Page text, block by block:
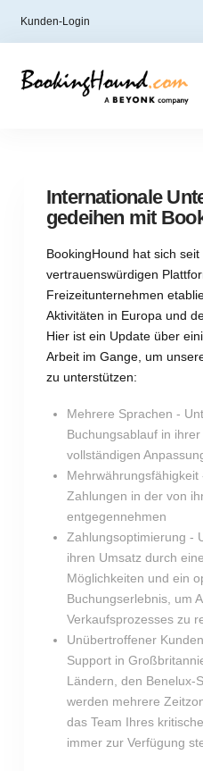
Kunden-Login
Internationale
gedeihen mit
BookingHound hat sich
vertrauenswürdigen
Freizeitunternehmen
Aktivitäten in Europa und
Hier ist ein Update über
Arbeit im Gange, um
zu unterstützen:
Mehrere Sprachen -
Buchungsablauf in
vollständigen
Zahlungen in der von
entgegennehmen
Zahlungsoptimierung -
ihren Umsatz durch
Möglichkeiten und ein
Buchungserlebnis, um
Verkaufsprozesses zu
Unübertroffener
Support in
Ländern, den Benelux-
werden mehrere
das Team Ihres
immer zur Verfügung